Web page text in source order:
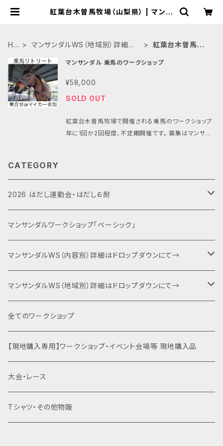
紅葉台木曽馬牧場（山梨県） | マンサ
HO
マンサンダルWS（地域別）詳細は
紅葉台木曽馬牧
マンサンダル 乗馬のワークショップ
¥58,000
SOLD OUT
紅葉台木曽馬牧場で開催される乗馬のワークショップ
年に1回か2回程度、不定期開催です。 募集はマンサン
CATEGORY
2026 はだし運動会・はだし６耐
運動会エントリー
６耐＋運動会エントリー
キャンプファイヤー・夕食BBQ・宿泊関連
特別協賛・協賛
運動会関連商品を全て見る
マンサンダルワークショップ「ベーシック」
マンサンダルWS（内容別）詳細はドロップダウンにて→
ベーシック（入門編）
ネクスト（身体運用）
裸足×クライミング
はだし登山
滝行×マンサンダル
マンサンダルWS（地域別）詳細はドロップダウンにて→
マンサンダル代官山店（代官山）
土徳の里（富山県南砺市）
オギノエンファーム（埼玉県所沢市）
高尾山（東京都八王子市）
全てのワークショップ
【現地購入専用】ワークショップ・イベント会場等 現地購入品
大会・レース
Tシャツ・その他物販